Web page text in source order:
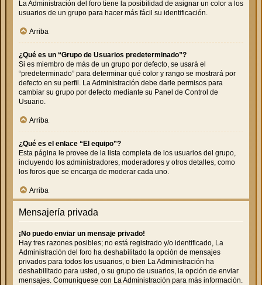
La Administración del foro tiene la posibilidad de asignar un color a los
usuarios de un grupo para hacer más fácil su identificación.
Arriba
¿Qué es un “Grupo de Usuarios predeterminado”?
Si es miembro de más de un grupo por defecto, se usará el
“predeterminado” para determinar qué color y rango se mostrará por
defecto en su perfil. La Administración debe darle permisos para
cambiar su grupo por defecto mediante su Panel de Control de
Usuario.
Arriba
¿Qué es el enlace “El equipo”?
Esta página le provee de la lista completa de los usuarios del grupo,
incluyendo los administradores, moderadores y otros detalles, como
los foros que se encarga de moderar cada uno.
Arriba
Mensajería privada
¡No puedo enviar un mensaje privado!
Hay tres razones posibles; no está registrado y/o identificado, La
Administración del foro ha deshabilitado la opción de mensajes
privados para todos los usuarios, o bien La Administración ha
deshabilitado para usted, o su grupo de usuarios, la opción de enviar
mensajes. Comuníquese con La Administración para más información.